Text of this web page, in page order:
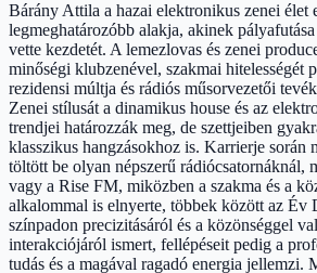
Bárány Attila a hazai elektronikus zenei élet
legmeghatározóbb alakja, akinek
vette kezdetét. A lemezlovas és zenei
minőségi klubzenével, szakmai hitelességét
rezidensi múltja és rádiós műsorvezetői
Zenei stílusát a dinamikus house és az
trendjei határozzák meg, de szettjeiben
klasszikus hangzásokhoz is. Karrierje során
töltött be olyan népszerű rádiócsatornáknál,
vagy a Rise FM, miközben a szakma és a
alkalommal is elnyerte, többek között az Év
színpadon precizitásáról és a közönséggel
interakciójáról ismert, fellépéseit pedig a
tudás és a magával ragadó energia jellemzi.